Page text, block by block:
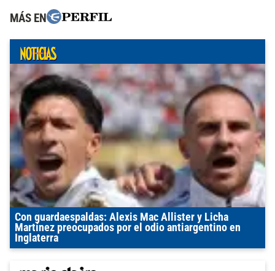
MÁS EN
Con guardaespaldas: Alexis Mac Allister y Licha
Martínez preocupados por el odio antiargentino en
Inglaterra